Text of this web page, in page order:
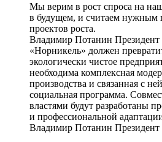
Мы верим в рост спроса на
в будущем, и считаем нужным
проектов роста.
Владимир Потанин
«Норникель» должен
экологически чистое
необходима комплексная
производства и связанная с
социальная программа.
властями будут разработаны
и профессиональной
Владимир Потанин